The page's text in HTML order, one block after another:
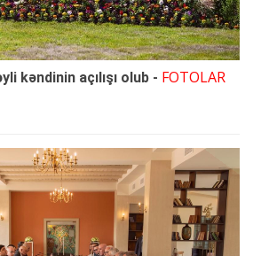
kəndinin açılışı olub - FOTOLAR